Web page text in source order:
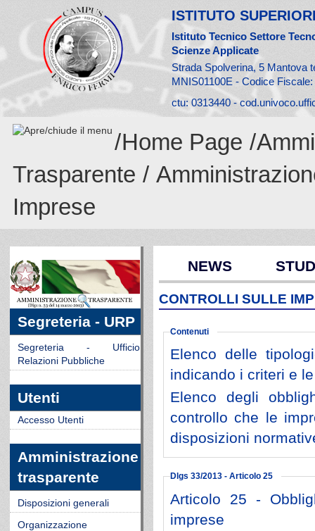
ISTITUTO
Istituto Tecnico Settore
Scienze Applicate
Strada Spolverina, 5 Mantova
MNIS01100E - Codice
ctu: 0313440 -
/Home Page /
Trasparente /
Imprese
Segreteria - URP
Segreteria - Ufficio
Relazioni Pubbliche
Utenti
Accesso Utenti
Amministrazione
trasparente
Disposizioni generali
Organizzazione
NEWS
CONTROLLI SULLE
Contenuti
Elenco delle
indicando i criteri e
Elenco degli
controllo che le
disposizioni
Dlgs 33/2013 - Articolo 25
Articolo 25 -
imprese